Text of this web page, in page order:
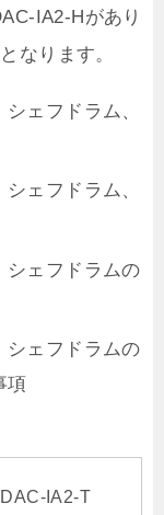
IA2-Hがあり
なります。
ェフドラム、
ェフドラム、
シェフドラムの
シェフドラムの
項
IA2-T